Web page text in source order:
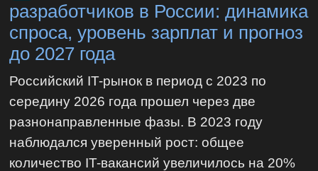
разработчиков в России: динамика
спроса, уровень зарплат и прогноз
до 2027 года
Российский IT-рынок в период с 2023 по
середину 2026 года прошел через две
разнонаправленные фазы. В 2023 году
наблюдался уверенный рост: общее
количество IT-вакансий увеличилось на 20%